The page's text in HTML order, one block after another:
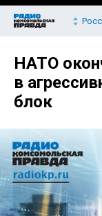
НАТО
в
блок